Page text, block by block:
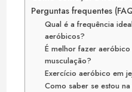
Perguntas frequentes
Qual é a frequência
aeróbicos?
É melhor fazer
musculação?
Exercício aeróbico em
Como saber se estou